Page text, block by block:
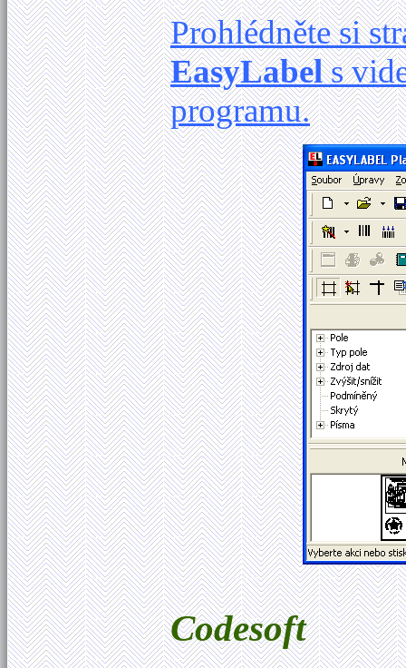
Prohlédněte si
EasyLabels
programu.
Codesoft